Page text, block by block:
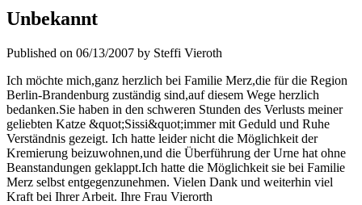
Unbekannt
Published on 06/13/2007 by Steffi Vieroth
Ich möchte mich,ganz herzlich bei Familie Merz,die für die Region
Berlin-Brandenburg zuständig sind,auf diesem Wege herzlich
bedanken.Sie haben in den schweren Stunden des Verlusts meiner
geliebten Katze &quot;Sissi&quot;immer mit Geduld und Ruhe
Verständnis gezeigt. Ich hatte leider nicht die Möglichkeit der
Kremierung beizuwohnen,und die Überführung der Urne hat ohne
Beanstandungen geklappt.Ich hatte die Möglichkeit sie bei Familie
Merz selbst entgegenzunehmen. Vielen Dank und weiterhin viel
Kraft bei Ihrer Arbeit. Ihre Frau Vierorth